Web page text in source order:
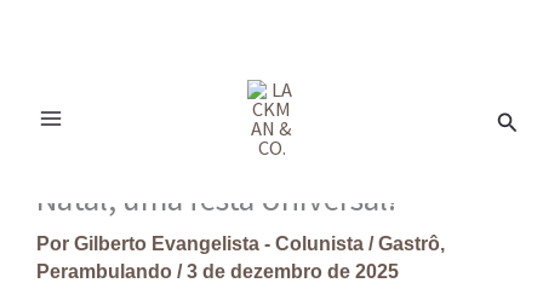
Natal, uma festa Universal!
Por Gilberto Evangelista - Colunista /Gastrô,
Perambulando /3 de dezembro de 2025